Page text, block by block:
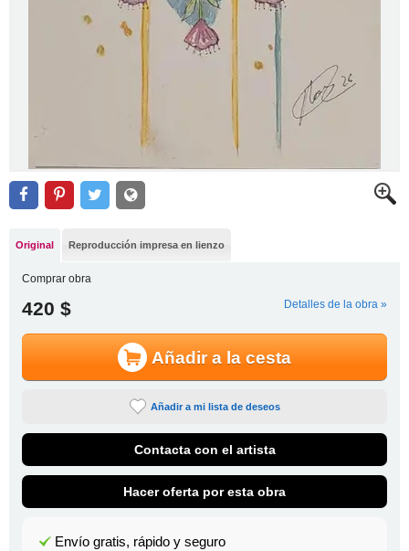
Original Reproducción impresa en lienzo
Comprar obra
420 $ Detalles de la obra »
Añadir a la cesta
Añadir a mi lista de deseos
Contacta con el artista
Hacer oferta por esta obra
Envío gratis, rápido y seguro